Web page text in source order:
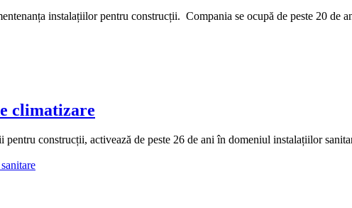
instalațiilor pentru construcții. Compania se ocupă de peste 20 de
climatizare
construcții, activează de peste 26 de ani în domeniul instalațiilor